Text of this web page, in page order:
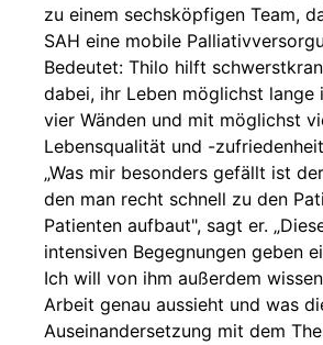
zu einem sechsköpfigen Team,
SAH eine mobile
Bedeutet: Thilo hilft
dabei, ihr Leben möglichst lange
vier Wänden und mit möglichst
Lebensqualität und -
„Was mir besonders gefällt ist
den man recht schnell zu den
Patienten aufbaut", sagt er.
intensiven Begegnungen geben
Ich will von ihm außerdem
Arbeit genau aussieht und was
Auseinandersetzung mit dem